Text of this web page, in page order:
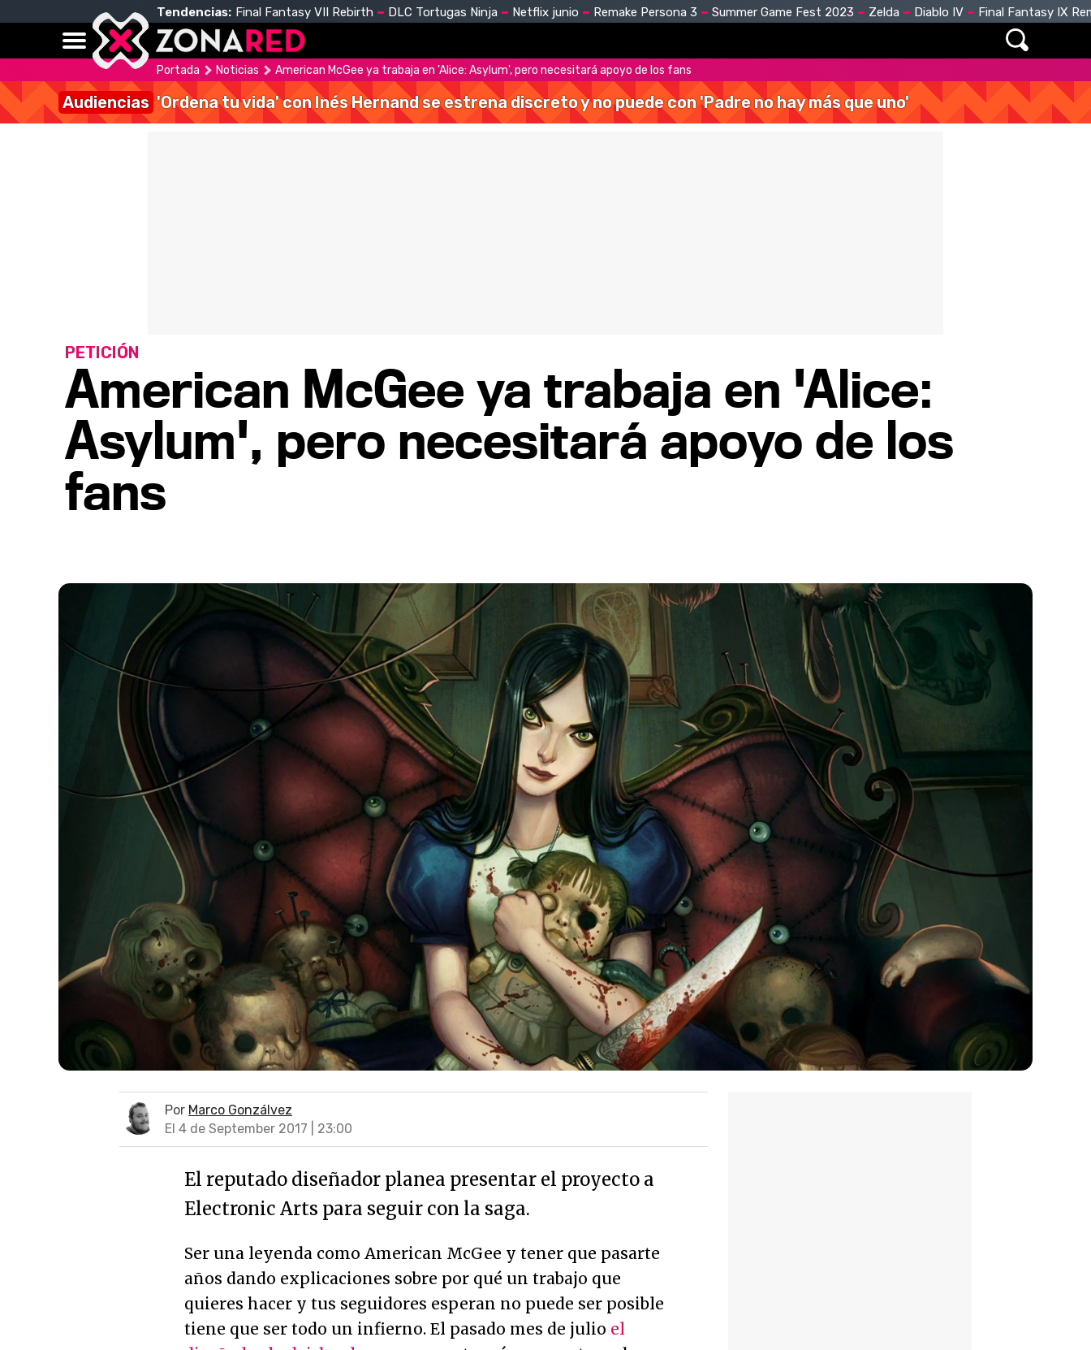
Tendencias: Final Fantasy VII Rebirth DLC Tortugas Ninja Netflix junio Remake Persona 3 Summer Game Fest 2023 Zelda Diablo IV Final Fantasy IX
Portada Noticias American McGee ya trabaja en 'Alice: Asylum', pero necesitará apoyo de los fans
Audiencias 'Ordena tu vida' con Inés Hernand se estrena discreto y no puede con 'Padre no hay más que uno'
American McGee ya trabaja en 'Alice:
Asylum', pero necesitará apoyo de los
fans
PETICIÓN
Por Marco Gonzálvez
El 4 de September 2017 | 23:00
El reputado diseñador planea presentar el proyecto a
Electronic Arts para seguir con la saga.
Ser una leyenda como American McGee y tener que pasarte
años dando explicaciones sobre por qué un trabajo que
quieres hacer y tus seguidores esperan no puede ser posible
tiene que ser todo un infierno. El pasado mes de julio el